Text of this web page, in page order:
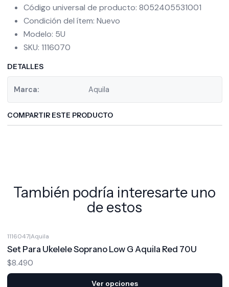
Código universal de producto: 8052405531001
Condición del ítem: Nuevo
Modelo: 5U
SKU: 1116070
DETALLES
Marca: Aquila
COMPARTIR ESTE PRODUCTO
También podría interesarte uno
de estos
1116047|Aquila
Set Para Ukelele Soprano Low G Aquila Red 70U
$8.490
Ver opciones